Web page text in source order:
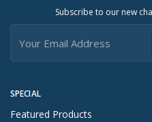
SPECIAL
Featured Products
Subscribe to our new